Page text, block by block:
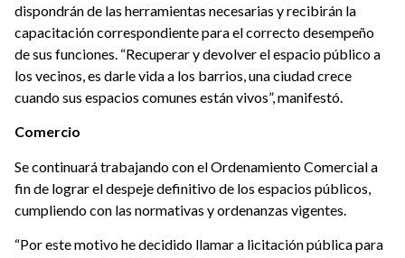
dispondrán de las herramientas necesarias y recibirán la
capacitación correspondiente para el correcto desempeño
de sus funciones. “Recuperar y devolver el espacio público a
los vecinos, es darle vida a los barrios, una ciudad crece
cuando sus espacios comunes están vivos”, manifestó.
Comercio
Se continuará trabajando con el Ordenamiento Comercial a
fin de lograr el despeje definitivo de los espacios públicos,
cumpliendo con las normativas y ordenanzas vigentes.
“Por este motivo he decidido llamar a licitación pública para